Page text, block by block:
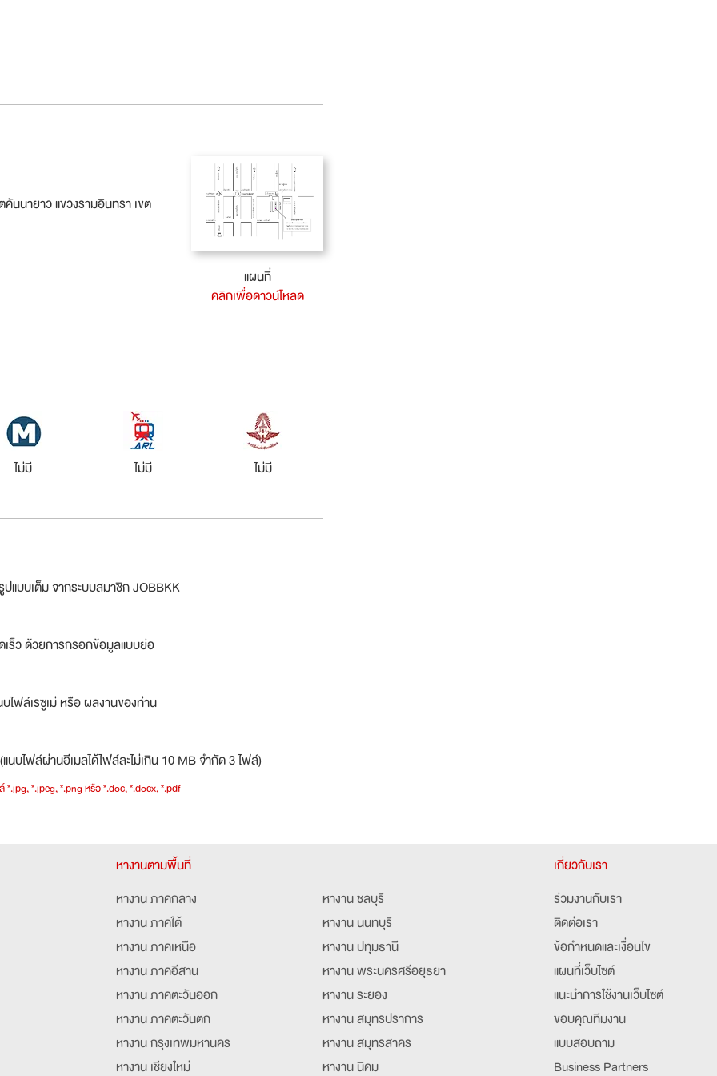
นนายาว แขวงรามอินทรา เขต
แผนที่
คลิกเพื่อดาวน์โหลด
ไม่มี ไม่มี ไม่มี
ปแบบเต็ม จากระบบสมาชิก JOBBKK
เร็ว ด้วยการกรอกข้อมูลแบบย่อ
ไฟล์เรซูเม่ หรือ ผลงานของท่าน
นบไฟล์ผ่านอีเมลได้ไฟล์ละไม่เกิน 10 MB จำกัด 3 ไฟล์)
*.jpg, *.jpeg, *.png หรือ *.doc, *.docx, *.pdf
หางานตามพื้นที่
หางาน ภาคกลาง
หางาน ภาคใต้
หางาน ภาคเหนือ
หางาน ภาคอีสาน
หางาน ภาคตะวันออก
หางาน ภาคตะวันตก
หางาน กรุงเทพมหานคร
หางาน เชียงใหม่
หางาน ชลบุรี
หางาน นนทบุรี
หางาน ปทุมธานี
หางาน พระนครศรีอยุธยา
หางาน ระยอง
หางาน สมุทรปราการ
หางาน สมุทรสาคร
หางาน นิคม
เกี่ยวกับเรา
ร่วมงานกับเรา
ติดต่อเรา
ข้อกำหนดและเงื่อนไข
แผนที่เว็บไซต์
แนะนำการใช้งานเว็บไซต์
ขอบคุณทีมงาน
แบบสอบถาม
Business Partners